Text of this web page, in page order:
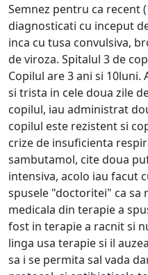
Semnez pentru ca recent
diagnosticati cu inceput
inca cu tusa convulsiva,
de viroza. Spitalul 3 de
Copilul are 3 ani si
si trista in cele doua zile
copilul, iau administrat
copilul este rezistent si
crize de insuficienta
sambutamol, cite doua
intensiva, acolo iau facut
spusele "doctoritei" ca sa
medicala din terapie a
fost in terapie a racnit si
linga usa terapie si il
sa i se permita sal vada